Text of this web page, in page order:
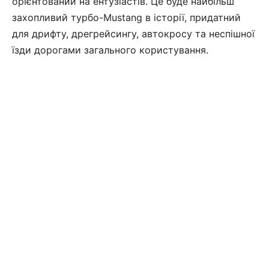
захопливий турбо-Mustang в історії, придатний
для дрифту, дрегрейсингу, автокросу та неспішної
їзди дорогами загального користування.